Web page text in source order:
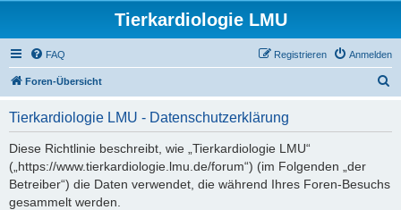
Tierkardiologie LMU
FAQ Anmelden
Registrieren
Foren-Übersicht
Tierkardiologie LMU - Datenschutzerklärung
Diese Richtlinie beschreibt, wie „Tierkardiologie LMU“
(„https://www.tierkardiologie.lmu.de/forum“) (im Folgenden „der
Betreiber“) die Daten verwendet, die während Ihres Foren-Besuchs
gesammelt werden.